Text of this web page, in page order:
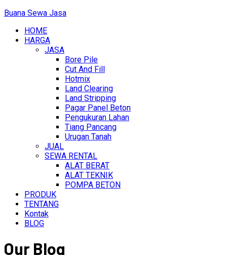
Buana Sewa Jasa
HOME
HARGA
JASA
Bore Pile
Cut And Fill
Hotmix
Land Clearing
Land Stripping
Pagar Panel Beton
Pengukuran Lahan
Tiang Pancang
Urugan Tanah
JUAL
SEWA RENTAL
ALAT BERAT
ALAT TEKNIK
POMPA BETON
PRODUK
TENTANG
Kontak
BLOG
Our Blog